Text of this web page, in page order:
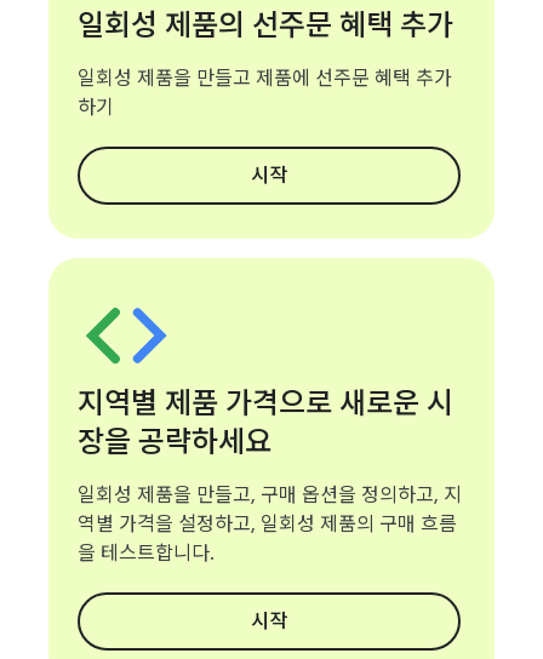
일회성 제품의 선주문 혜택 추가
일회성 제품을 만들고 제품에 선주문 혜택 추가
하기
시작
지역별 제품 가격으로 새로운 시
장을 공략하세요
일회성 제품을 만들고, 구매 옵션을 정의하고, 지
역별 가격을 설정하고, 일회성 제품의 구매 흐름
을 테스트합니다.
시작